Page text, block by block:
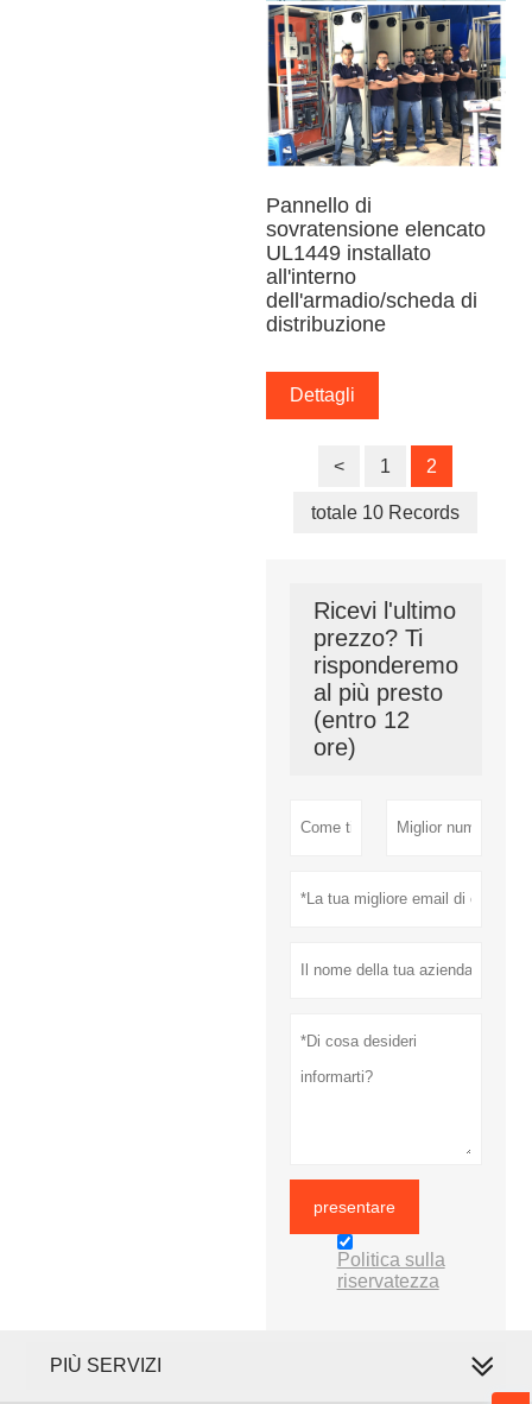
Pannello di
sovratensione elencato
UL1449 installato
all'interno
dell'armadio/scheda di
distribuzione
Dettagli
< 1 2
totale 10 Records
Ricevi l'ultimo
prezzo? Ti
risponderemo
al più presto
(entro 12
ore)
presentare
Politica sulla
riservatezza
PIÙ SERVIZI